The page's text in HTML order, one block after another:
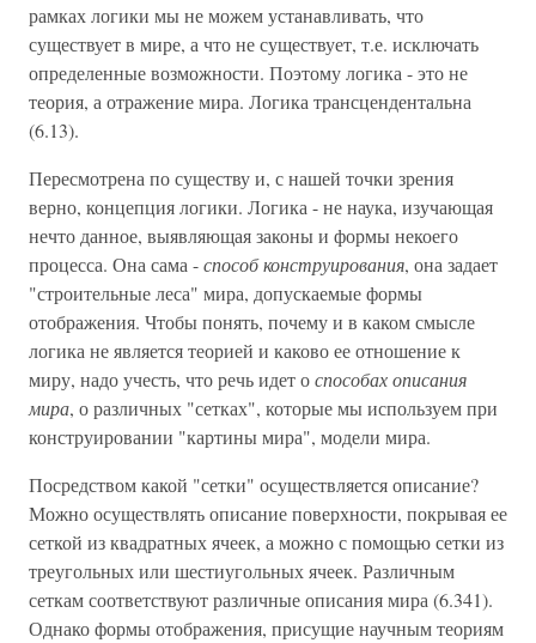
рамках логики мы не можем устанавливать, что
существует в мире, а что не существует, т.е. исключать
определенные возможности. Поэтому логика - это не
теория, а отражение мира. Логика трансцендентальна
(6.13).
Пересмотрена по существу и, с нашей точки зрения
верно, концепция логики. Логика - не наука, изучающая
нечто данное, выявляющая законы и формы некоего
процесса. Она сама -способ конструирования, она задает
"строительные леса" мира, допускаемые формы
отображения. Чтобы понять, почему и в каком смысле
логика не является теорией и каково ее отношение к
миру, надо учесть, что речь идет оспособах описания
мира, о различных "сетках", которые мы используем при
конструировании "картины мира", модели мира.
Посредством какой "сетки" осуществляется описание?
Можно осуществлять описание поверхности, покрывая ее
сеткой из квадратных ячеек, а можно с помощью сетки из
треугольных или шестиугольных ячеек. Различным
сеткам соответствуют различные описания мира (6.341).
Однако формы отображения, присущие научным теориям